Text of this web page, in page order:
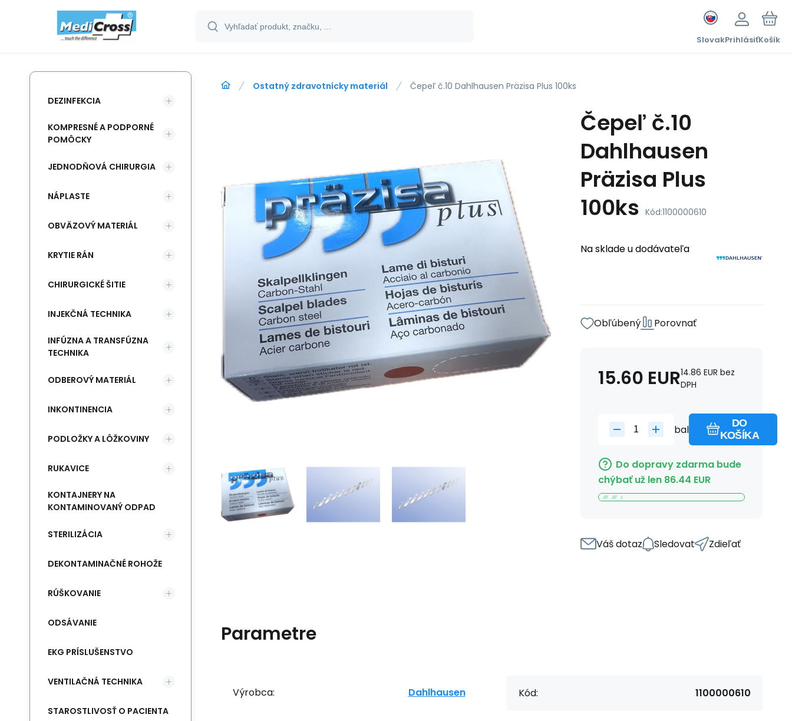
SlovakPrihlásiťKošík
Ostatný zdravotnícky materiál Čepeľ č.10 Dahlhausen Präzisa Plus 100ks
Čepeľ č.10
Dahlhausen
Präzisa Plus
100ks Kód:1100000610
Na sklade u dodávateľa
Obľúbený Porovnať
15.60 EUR14.86 EUR bez
DPH
bal
DO
KOŠÍKA
Do dopravy zdarma bude
chýbať už len 86.44 EUR
Váš dotaz Sledovat Zdieľať
Parametre
Výrobca: Dahlhausen Kód: 1100000610
DEZINFEKCIA
KOMPRESNÉ A PODPORNÉ
POMÔCKY
JEDNODŇOVÁ CHIRURGIA
NÁPLASTE
OBVÄZOVÝ MATERIÁL
KRYTIE RÁN
CHIRURGICKÉ ŠITIE
INJEKČNÁ TECHNIKA
INFÚZNA A TRANSFÚZNA
TECHNIKA
ODBEROVÝ MATERIÁL
INKONTINENCIA
PODLOŽKY A LÔŽKOVINY
RUKAVICE
KONTAJNERY NA
KONTAMINOVANÝ ODPAD
STERILIZÁCIA
DEKONTAMINAČNÉ ROHOŽE
RÚŠKOVANIE
ODSÁVANIE
EKG PRÍSLUŠENSTVO
VENTILAČNÁ TECHNIKA
STAROSTLIVOSŤ O PACIENTA